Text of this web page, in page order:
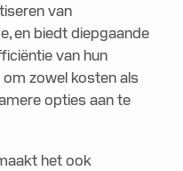
van
en biedt diepgaande
van hun
zowel kosten als
opties aan te
het ook